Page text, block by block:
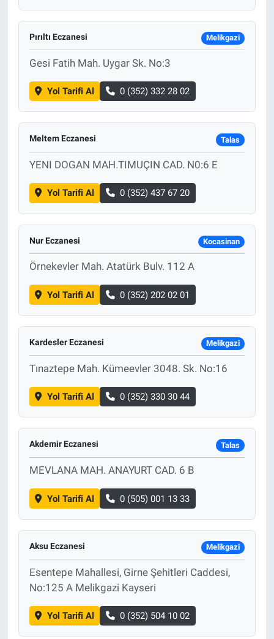
Pırıltı Eczanesi Melikgazi
Gesi Fatih Mah. Uygar Sk. No:3
Yol Tarifi Al 0 (352) 332 28 02
Meltem Eczanesi Talas
YENI DOGAN MAH.TIMUÇIN CAD. N0:6 E
Yol Tarifi Al 0 (352) 437 67 20
Nur Eczanesi Kocasinan
Örnekevler Mah. Atatürk Bulv. 112 A
Yol Tarifi Al 0 (352) 202 02 01
Kardesler Eczanesi Melikgazi
Tınaztepe Mah. Kümeevler 3048. Sk. No:16
Yol Tarifi Al 0 (352) 330 30 44
Akdemir Eczanesi Talas
MEVLANA MAH. ANAYURT CAD. 6 B
Yol Tarifi Al 0 (505) 001 13 33
Aksu Eczanesi Melikgazi
Esentepe Mahallesi, Girne Şehitleri Caddesi,
No:125 A Melikgazi Kayseri
Yol Tarifi Al 0 (352) 504 10 02